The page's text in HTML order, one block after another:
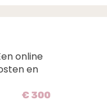
online
en
€ 300